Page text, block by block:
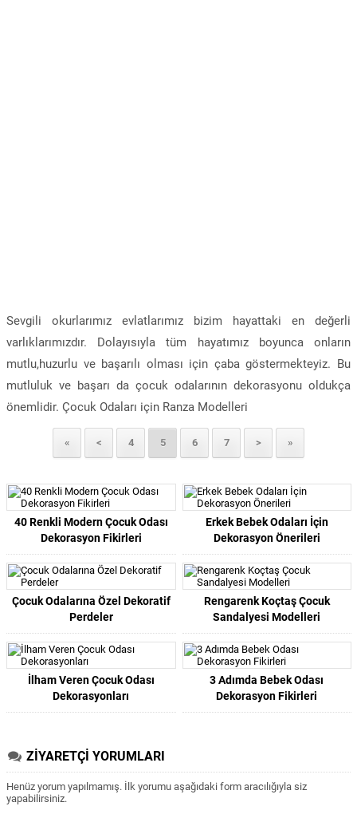
Sevgili okurlarımız evlatlarımız bizim hayattaki en değerli
varlıklarımızdır. Dolayısıyla tüm hayatımız boyunca onların
mutlu,huzurlu ve başarılı olması için çaba göstermekteyiz. Bu
mutluluk ve başarı da çocuk odalarının dekorasyonu oldukça
önemlidir. Çocuk Odaları için Ranza Modelleri
« < 4 5 6 7 > »
40 Renkli Modern Çocuk Odası
Dekorasyon Fikirleri
Erkek Bebek Odaları İçin
Dekorasyon Önerileri
Çocuk Odalarına Özel Dekoratif
Perdeler
Rengarenk Koçtaş Çocuk
Sandalyesi Modelleri
İlham Veren Çocuk Odası
Dekorasyonları
3 Adımda Bebek Odası
Dekorasyon Fikirleri
ZİYARETÇİ YORUMLARI
Henüz yorum yapılmamış. İlk yorumu aşağıdaki form aracılığıyla siz
yapabilirsiniz.